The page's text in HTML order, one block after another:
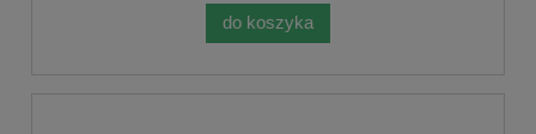
do koszyka